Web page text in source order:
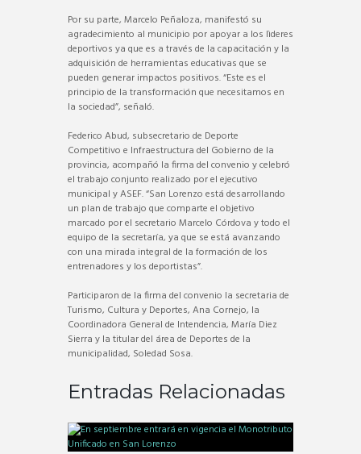
Por su parte, Marcelo Peñaloza, manifestó su
agradecimiento al municipio por apoyar a los lìderes
deportivos ya que es a través de la capacitación y la
adquisición de herramientas educativas que se
pueden generar impactos positivos. “Este es el
principio de la transformación que necesitamos en
la sociedad”, señaló.
Federico Abud, subsecretario de Deporte
Competitivo e Infraestructura del Gobierno de la
provincia, acompañó la firma del convenio y celebró
el trabajo conjunto realizado por el ejecutivo
municipal y ASEF. “San Lorenzo está desarrollando
un plan de trabajo que comparte el objetivo
marcado por el secretario Marcelo Córdova y todo el
equipo de la secretaría, ya que se está avanzando
con una mirada integral de la formación de los
entrenadores y los deportistas”.
Participaron de la firma del convenio la secretaria de
Turismo, Cultura y Deportes, Ana Cornejo, la
Coordinadora General de Intendencia, María Diez
Sierra y la titular del área de Deportes de la
municipalidad, Soledad Sosa.
Entradas Relacionadas